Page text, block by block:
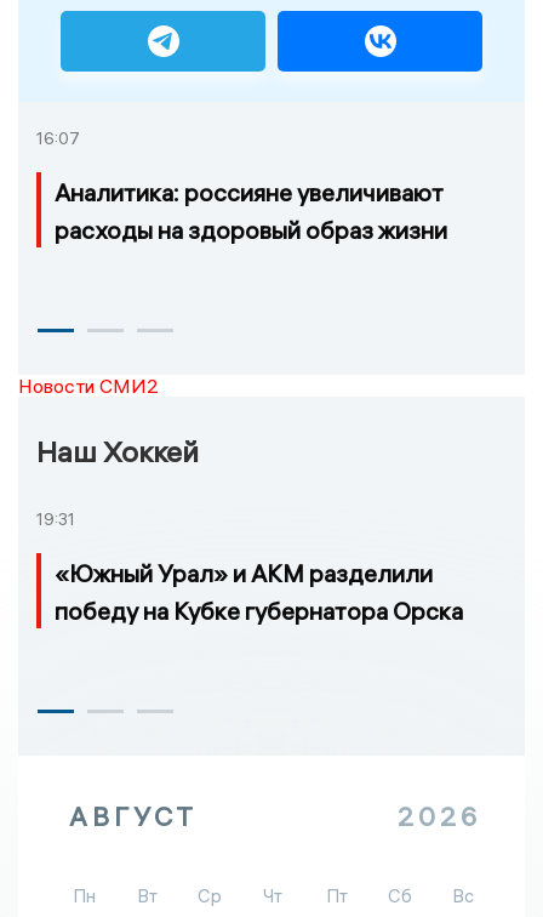
16:07
Аналитика: россияне увеличивают
расходы на здоровый образ жизни
Новости СМИ2
Наш Хоккей
19:31
«Южный Урал» и АКМ разделили
победу на Кубке губернатора Орска
АВГУСТ 2026
Пн Вт Ср Чт Пт Сб
Вс